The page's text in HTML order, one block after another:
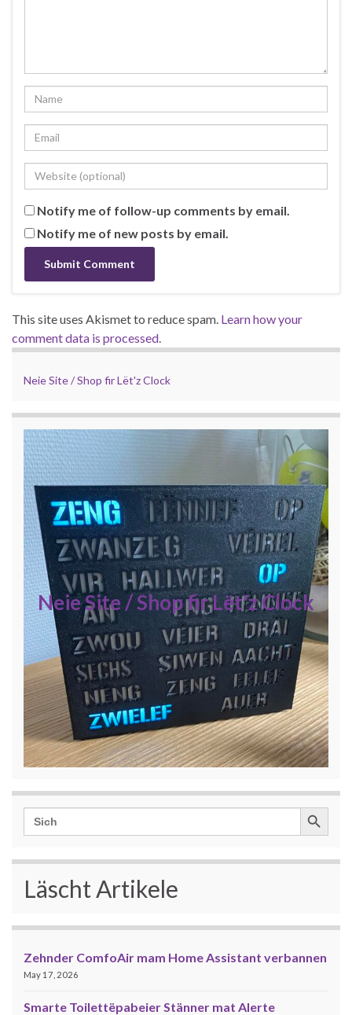
Notify me of follow-up comments by email.
Notify me of new posts by email.
This site uses Akismet to reduce spam. Learn how your
comment data is processed.
Neie Site / Shop fir Lët'z Clock
Neie Site / Shop fir Lët'z Clock
Search
for:
Search Button
Läscht Artikele
Zehnder ComfoAir mam Home Assistant verbannen
May 17, 2026
Smarte Toilettëpabeier Stänner mat Alerte